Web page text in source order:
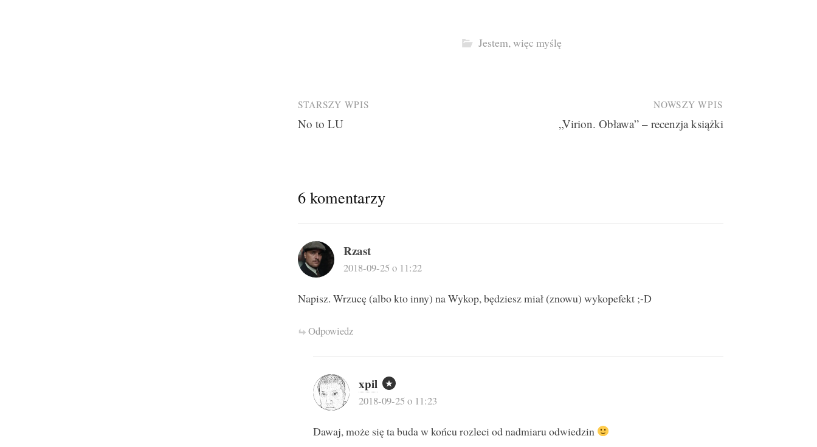
Jestem, więc myślę
Post
STARSZY WPIS
No to LU
NOWSZY WPIS
„Virion. Obława” – recenzja książki
6 komentarzy
Rzast
2018-09-25 o 11:22
Napisz. Wrzucę (albo kto inny) na Wykop, będziesz miał (znowu) wykopefekt ;-D
Odpowiedz
xpil
2018-09-25 o 11:23
Dawaj, może się ta buda w końcu rozleci od nadmiaru odwiedzin